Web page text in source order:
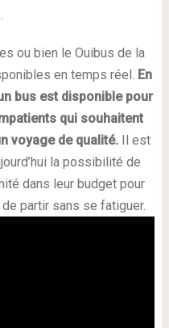
ou bien le Ouibus de la
en temps réel. En
bus est disponible pour
qui souhaitent
voyage de qualité. Il est
la possibilité de
dans leur budget pour
partir sans se fatiguer.